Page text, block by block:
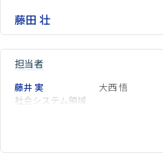
藤田 壮
担当者
藤井 実
社会システム領域
大西 悟